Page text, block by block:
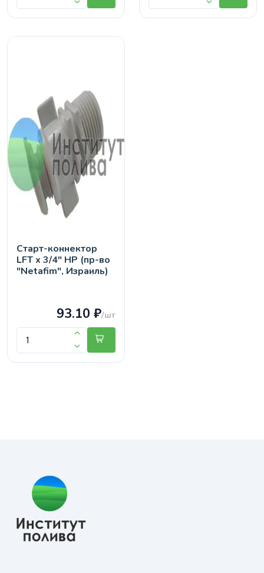
Старт-коннектор
LFT х 3/4" НР (пр-во
"Netafim", Израиль)
93.10 ₽/шт